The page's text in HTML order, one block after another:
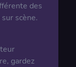
des
scène.
gardez